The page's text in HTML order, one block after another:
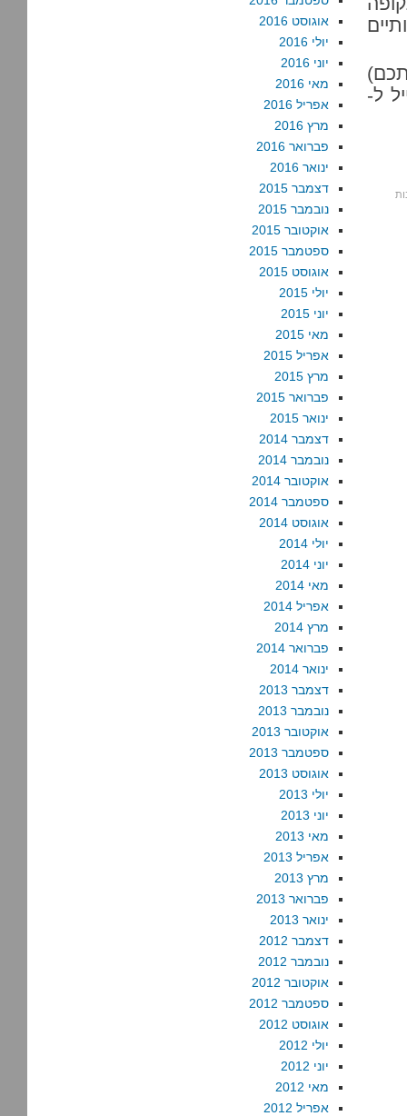
ל-
אוגוסט 2016
יולי 2016
יוני 2016
מאי 2016
אפריל 2016
מרץ 2016
פברואר 2016
ינואר 2016
דצמבר 2015
נובמבר 2015
אוקטובר 2015
ספטמבר 2015
אוגוסט 2015
יולי 2015
יוני 2015
מאי 2015
אפריל 2015
מרץ 2015
פברואר 2015
ינואר 2015
דצמבר 2014
נובמבר 2014
אוקטובר 2014
ספטמבר 2014
אוגוסט 2014
יולי 2014
יוני 2014
מאי 2014
אפריל 2014
מרץ 2014
פברואר 2014
ינואר 2014
דצמבר 2013
נובמבר 2013
אוקטובר 2013
ספטמבר 2013
אוגוסט 2013
יולי 2013
יוני 2013
מאי 2013
אפריל 2013
מרץ 2013
פברואר 2013
ינואר 2013
דצמבר 2012
נובמבר 2012
אוקטובר 2012
ספטמבר 2012
אוגוסט 2012
יולי 2012
יוני 2012
מאי 2012
אפריל 2012